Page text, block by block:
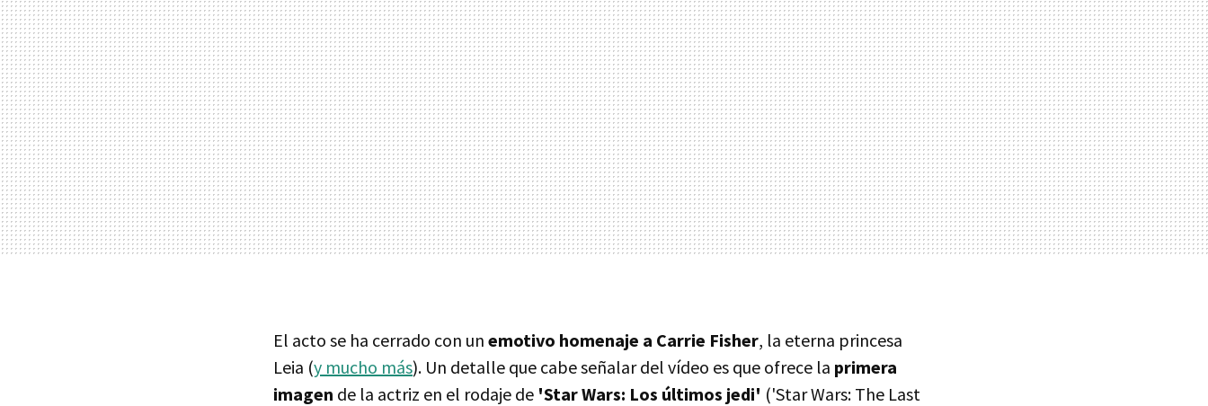
El acto se ha cerrado con un emotivo homenaje a Carrie Fisher, la eterna princesa
Leia (y mucho más). Un detalle que cabe señalar del vídeo es que ofrece la primera
imagen de la actriz en el rodaje de 'Star Wars: Los últimos jedi' ('Star Wars: The Last